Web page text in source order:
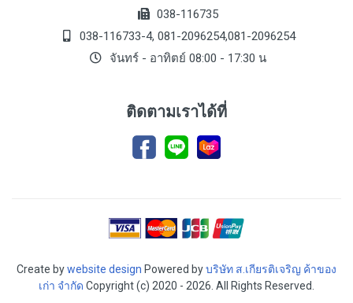
038-116735
038-116733-4, 081-2096254,081-2096254
จันทร์ - อาทิตย์ 08:00 - 17:30 น
ติดตามเราได้ที่
Create bywebsite design Powered byบริษัท ส.เกียรติเจริญ ค้าของ
เก่า จำกัด Copyright (c) 2020 - 2026. All Rights Reserved.